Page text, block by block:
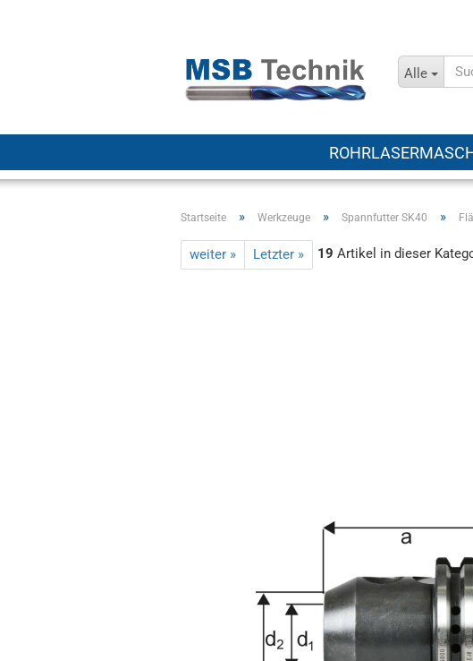
Alle
Startseite » Werkzeuge » Spannfutter SK40 »
weiter » Letzter » 19 Artikel in dieser